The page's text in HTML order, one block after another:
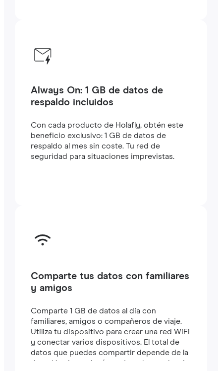
Always On: 1 GB de datos de
respaldo incluidos
Con cada producto de Holafly, obtén este
beneficio exclusivo: 1 GB de datos de
respaldo al mes sin coste. Tu red de
seguridad para situaciones imprevistas.
Comparte tus datos con familiares
y amigos
Comparte 1 GB de datos al día con
familiares, amigos o compañeros de viaje.
Utiliza tu dispositivo para crear una red WiFi
y conectar varios dispositivos. El total de
datos que puedes compartir depende de la
duración de tu plan (por ejemplo, un plan de